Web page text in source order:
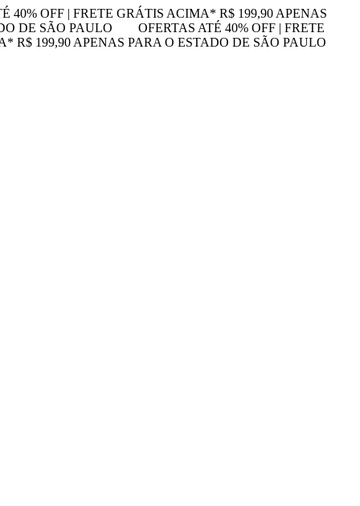
40% OFF | FRETE GRÁTIS ACIMA* R$ 199,90 APENAS
DE SÃO PAULO
OFERTAS ATÉ 40% OFF | FRETE
R$ 199,90 APENAS PARA O ESTADO DE SÃO PAULO